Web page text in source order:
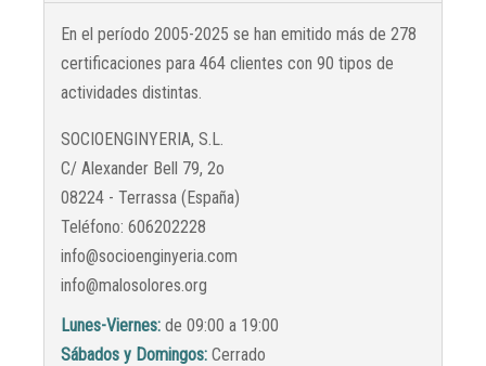
En el período 2005-2025 se han emitido más de 278
certificaciones para 464 clientes con 90 tipos de
actividades distintas.
SOCIOENGINYERIA, S.L.
C/ Alexander Bell 79, 2o
08224 - Terrassa (España)
Teléfono: 606202228
info@socioenginyeria.com
info@malosolores.org
Lunes-Viernes: de 09:00 a 19:00
Sábados y Domingos: Cerrado